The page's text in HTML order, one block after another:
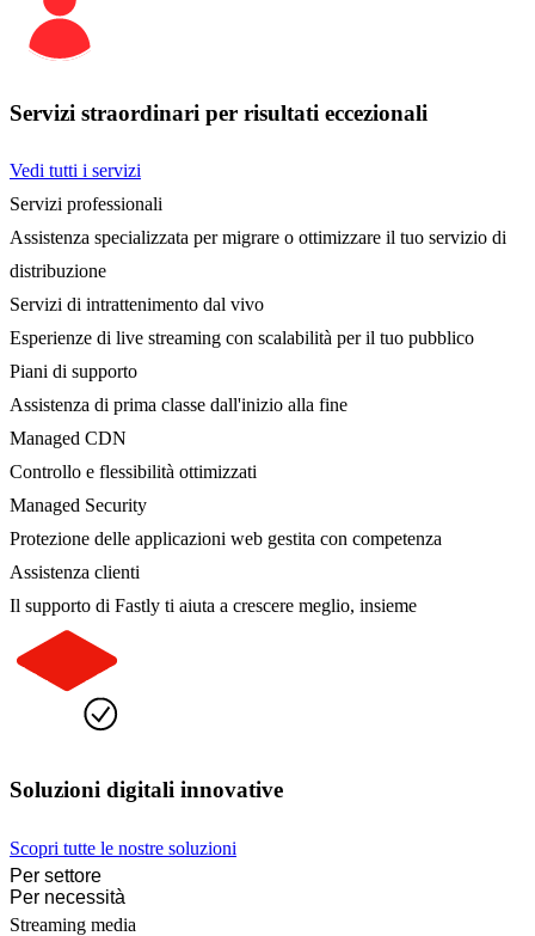
Servizi straordinari per risultati eccezionali
Vedi tutti i servizi
Servizi professionali
Assistenza specializzata per migrare o ottimizzare il tuo servizio di
distribuzione
Servizi di intrattenimento dal vivo
Esperienze di live streaming con scalabilità per il tuo pubblico
Piani di supporto
Assistenza di prima classe dall'inizio alla fine
Managed CDN
Controllo e flessibilità ottimizzati
Managed Security
Protezione delle applicazioni web gestita con competenza
Assistenza clienti
Il supporto di Fastly ti aiuta a crescere meglio, insieme
Soluzioni digitali innovative
Scopri tutte le nostre soluzioni
Per settore
Per necessità
Streaming media